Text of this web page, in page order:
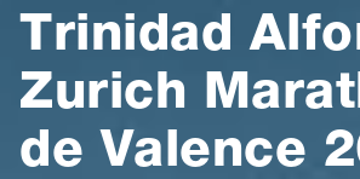
Trinidad
Zurich
de Valence